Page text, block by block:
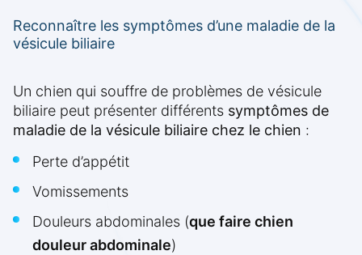
Reconnaître les symptômes d’une maladie de la
vésicule biliaire
Un chien qui souffre de problèmes de vésicule
biliaire peut présenter différents symptômes de
maladie de la vésicule biliaire chez le chien :
Perte d’appétit
Vomissements
Douleurs abdominales (que faire chien
douleur abdominale)